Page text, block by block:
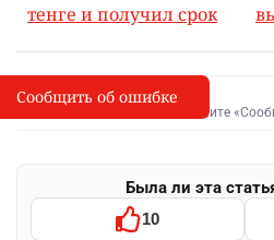
тенге и получил срок
I
Сообщить об опечатке
Выделите фрагмент и нажмите
Была ли эта
10
Сообщить об ошибке